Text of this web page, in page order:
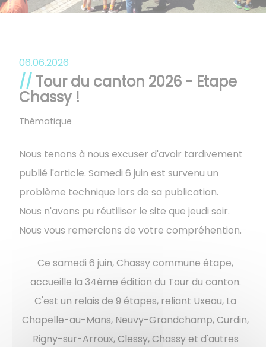
06.06.2026
Tour du canton 2026 - Etape
Chassy !
Thématique
Nous tenons à nous excuser d'avoir tardivement
publié l'article. Samedi 6 juin est survenu un
problème technique lors de sa publication.
Nous n'avons pu réutiliser le site que jeudi soir.
Nous vous remercions de votre compréhention.
Ce samedi 6 juin, Chassy commune étape,
accueille la 34ème édition du Tour du canton.
C'est un relais de 9 étapes, reliant Uxeau, La
Chapelle-au-Mans, Neuvy-Grandchamp, Curdin,
Rigny-sur-Arroux, Clessy, Chassy et d'autres